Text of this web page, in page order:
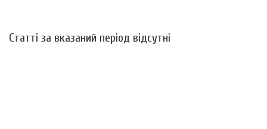
Статті за вказаний період відсутні